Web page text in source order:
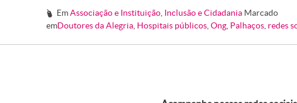
# EmAssociação e Instituição Inclusão e Cidadania Marcado
emDoutores da Alegria Hospitais públicos Ong Palhaços redes